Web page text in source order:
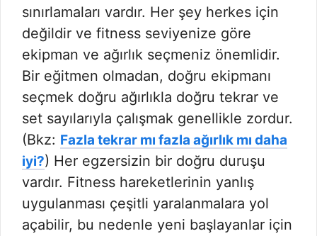
sınırlamaları vardır. Her şey herkes için
değildir ve fitness seviyenize göre
ekipman ve ağırlık seçmeniz önemlidir.
Bir eğitmen olmadan, doğru ekipmanı
seçmek doğru ağırlıkla doğru tekrar ve
set sayılarıyla çalışmak genellikle zordur.
(Bkz: Fazla tekrar mı fazla ağırlık mı daha
iyi?) Her egzersizin bir doğru duruşu
vardır. Fitness hareketlerinin yanlış
uygulanması çeşitli yaralanmalara yol
açabilir, bu nedenle yeni başlayanlar için